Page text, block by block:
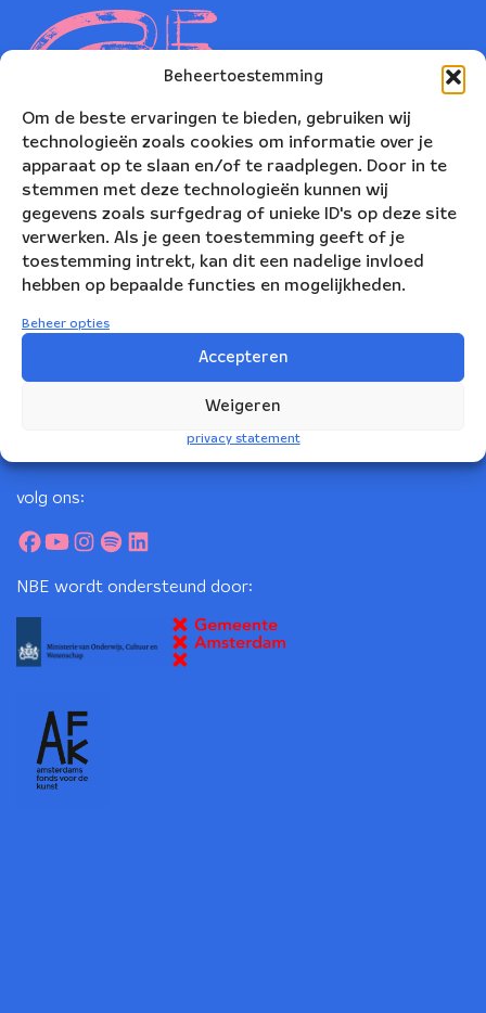
Beheertoestemming
Om de beste ervaringen te bieden, gebruiken wij
technologieën zoals cookies om informatie over je
apparaat op te slaan en/of te raadplegen. Door in te
stemmen met deze technologieën kunnen wij
gegevens zoals surfgedrag of unieke ID's op deze site
verwerken. Als je geen toestemming geeft of je
toestemming intrekt, kan dit een nadelige invloed
hebben op bepaalde functies en mogelijkheden.
Beheer opties
Accepteren
Weigeren
privacy statement
Nederlands Blazers Ensemble
Korte Leidsedwarsstraat 12
volg ons:
NBE wordt ondersteund door: